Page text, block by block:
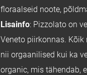
floraalseid noote,
Lisainfo: Pizzolato on
Veneto piirkonnas.
nii orgaanilised kui ka
organic, mis tähendab,